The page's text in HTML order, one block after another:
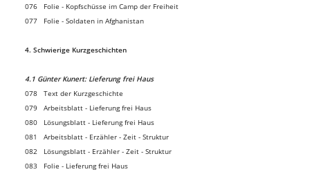
076 Folie - Kopfschüsse im Camp der Freiheit
077 Folie - Soldaten in Afghanistan
4. Schwierige Kurzgeschichten
4.1 Günter Kunert: Lieferung frei Haus
078 Text der Kurzgeschichte
079 Arbeitsblatt - Lieferung frei Haus
080 Lösungsblatt - Lieferung frei Haus
081 Arbeitsblatt - Erzähler - Zeit - Struktur
082 Lösungsblatt - Erzähler - Zeit - Struktur
083 Folie - Lieferung frei Haus